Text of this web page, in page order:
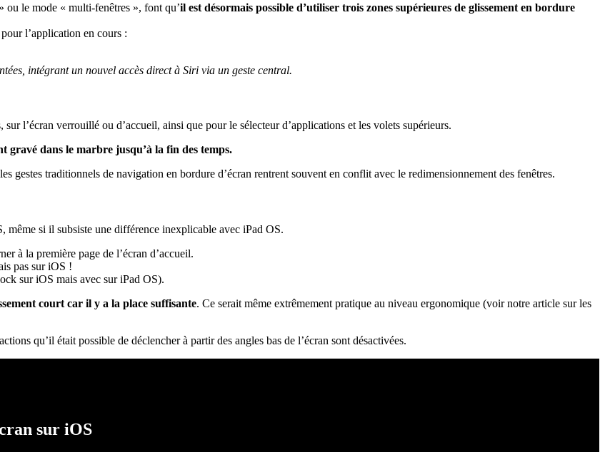
ou le mode « multi-fenêtres », font qu’il est désormais possible d’utiliser trois zones supérieures de glissement en bordure
l’application en cours :
intégrant un nouvel accès direct à Siri via un geste central.
l’écran verrouillé ou d’accueil, ainsi que pour le sélecteur d’applications et les volets supérieurs.
gravé dans le marbre jusqu’à la fin des temps.
gestes traditionnels de navigation en bordure d’écran rentrent souvent en conflit avec le redimensionnement des fenêtres.
même si il subsiste une différence inexplicable avec iPad OS.
à la première page de l’écran d’accueil.
pas sur iOS !
sur iOS mais avec sur iPad OS).
court car il y a la place suffisante. Ce serait même extrêmement pratique au niveau ergonomique (voir notre article sur les
qu’il était possible de déclencher à partir des angles bas de l’écran sont désactivées.
sur iOS